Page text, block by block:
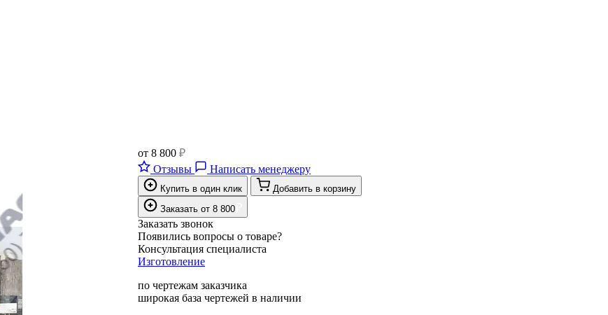
от 8 800 ₽
Отзывы
Написать менеджеру
Купить в один клик
Добавить в корзину
Заказать от 8 800
Заказать звонок
Появились вопросы о товаре?
Консультация специалиста
Изготовление
по чертежам заказчика
широкая база чертежей в наличии